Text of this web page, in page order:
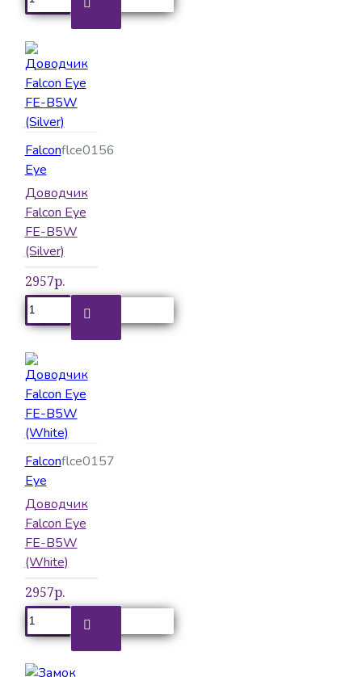
Falcon
Eye
flce0156
Доводчик
Falcon Eye
FE-B5W
(Silver)
2957р.
Falcon
Eye
flce0157
Доводчик
Falcon Eye
FE-B5W
(White)
2957р.